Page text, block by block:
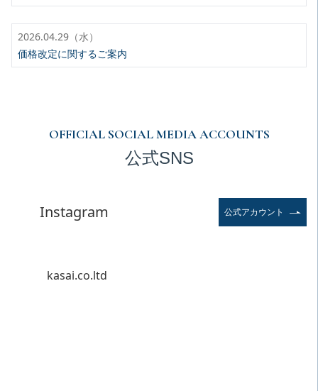
2026.04.29（水）
価格改定に関するご案内
OFFICIAL SOCIAL MEDIA ACCOUNTS
公式SNS
Instagram 公式アカウント
kasai.co.ltd